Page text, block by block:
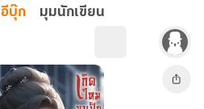
อีบุ๊ก มุมนักเขียน